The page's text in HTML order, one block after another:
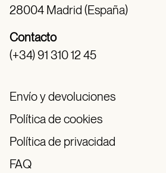
28004 Madrid (España)
Contacto
(+34) 91 310 12 45
Envío y devoluciones
Política de cookies
Política de privacidad
FAQ